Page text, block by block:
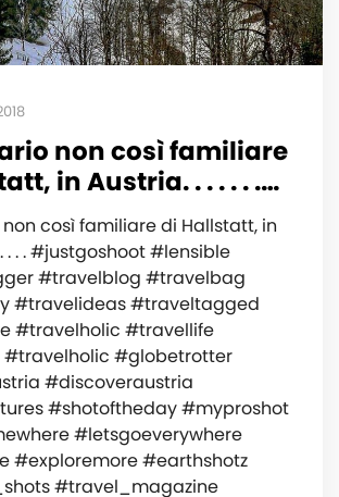
non così familiare
in Austria. . . . . . .…
non così familiare di Hallstatt, in
. . . . #justgoshoot #lensible
#travelblog #travelbag
#travelideas #traveltagged
#travelholic #travellife
#globetrotter
#discoveraustria
#shotoftheday #myproshot
#letsgoeverywhere
#exploremore #earthshotz
#travel_magazine